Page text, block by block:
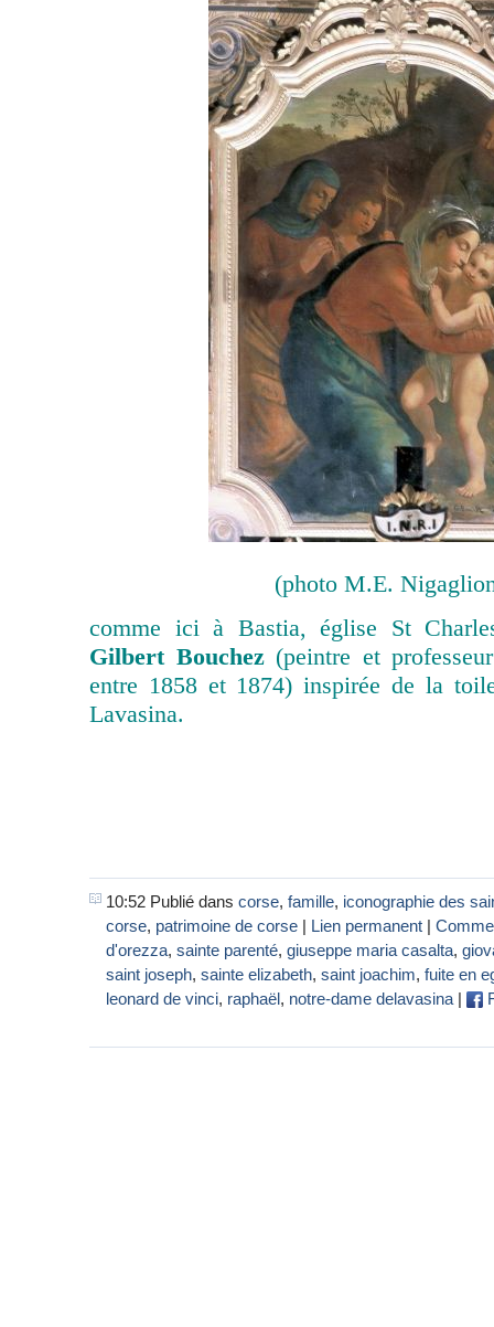
(photo M.E.
comme ici à Bastia, église St
Gilbert Bouchez(peintre et
entre 1858 et 1874) inspirée de la
Lavasina.
10:52 Publié dans corse, famille, iconographie des
corse, patrimoine de corse | Lien permanent |
d'orezza, sainte parenté, giuseppe maria casalta,
saint joseph, sainte elizabeth, saint joachim, fuite en
leonard de vinci, raphaël, notre-dame delavasina |